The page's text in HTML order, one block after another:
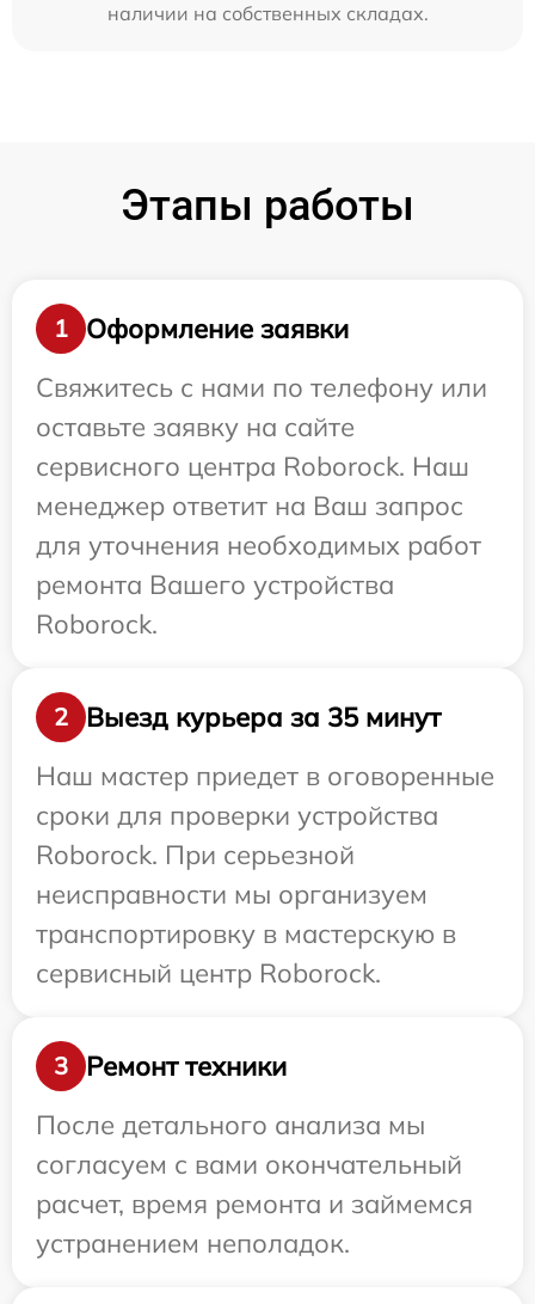
наличии на собственных складах.
Этапы работы
1
Оформление заявки
Свяжитесь с нами по телефону или
оставьте заявку на сайте
сервисного центра Roborock. Наш
менеджер ответит на Ваш запрос
для уточнения необходимых работ
ремонта Вашего устройства
Roborock.
2
Выезд курьера за 35 минут
Наш мастер приедет в оговоренные
сроки для проверки устройства
Roborock. При серьезной
неисправности мы организуем
транспортировку в мастерскую в
сервисный центр Roborock.
3
Ремонт техники
После детального анализа мы
согласуем с вами окончательный
расчет, время ремонта и займемся
устранением неполадок.